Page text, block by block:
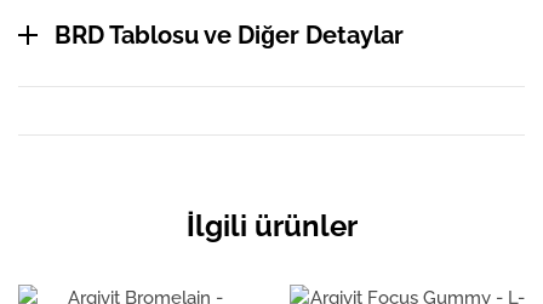
BRD Tablosu ve Diğer Detaylar
İlgili ürünler